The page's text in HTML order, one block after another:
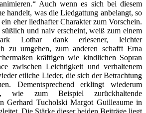
Auch wenn es sich bei diesem
handelt, was die Liedgattung anbelangt, so
eher liedhafter Charakter zum Vorschein.
und naiv erscheint, weiß zum einem
Lothar dank erlesener, leichter
zu umgehen, zum anderen schafft Erna
kräftigen wie kindlichen Sopran
zwischen Leichtigkeit und verhaltenem
etliche Lieder, die sich der Betrachtung
Dementsprechend erklingt wiederum
wie zum Beispiel zurückhaltende
Gerhard Tucholski Margot Guilleaume in
Die Stärke dieser beiden Beiträge liegt